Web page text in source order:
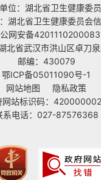
位：湖北省卫生健康委
湖北省卫生健康委员会
网安备
北省武汉市洪山区卓刀
邮编：430079
鄂ICP备05011090号-1
网站地图
隐私政策
网站标识码：
系电话：027-87576368